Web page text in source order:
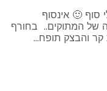
🙂 אינסוף
של המתוקים.. בחורף
והבצק תופח...